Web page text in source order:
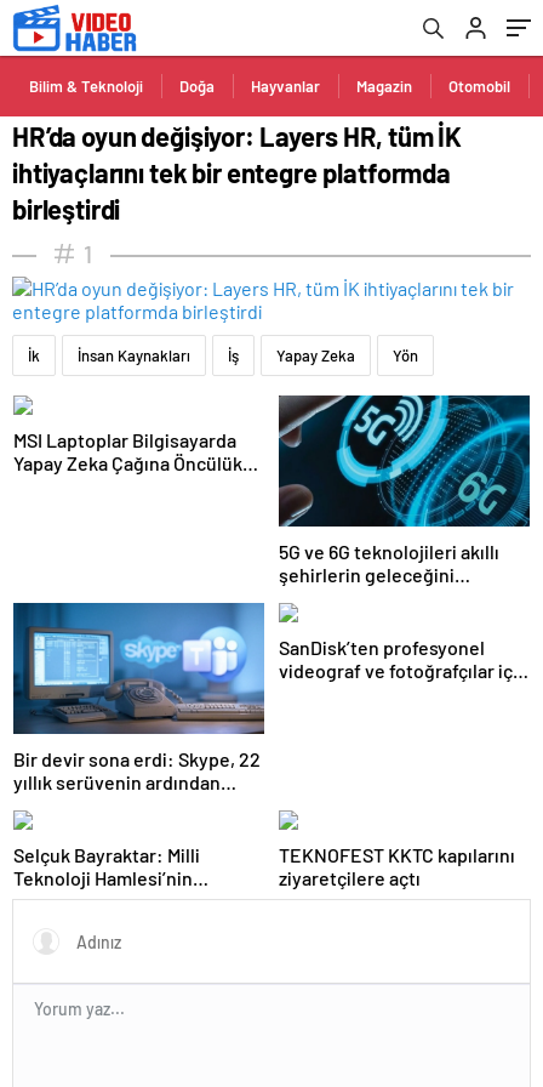
Bilim & Teknoloji Doğa Hayvanlar Magazin Otomobil
birleştirdi
HR’da oyun değişiyor: Layers HR, tüm İK
ihtiyaçlarını tek bir entegre platformda
birleştirdi
1
İk İnsan Kaynakları İş Yapay Zeka Yön
MSI Laptoplar Bilgisayarda
Yapay Zeka Çağına Öncülük
5G ve 6G teknolojileri akıllı
şehirlerin geleceğini
şekillendirecek
Bir devir sona erdi: Skype, 22
yıllık serüvenin ardından
kapatıldı
SanDisk’ten profesyonel
videograf ve fotoğrafçılar için
Selçuk Bayraktar: Milli
Teknoloji Hamlesi’nin
meydanı
TEKNOFEST KKTC kapılarını
ziyaretçilere açtı